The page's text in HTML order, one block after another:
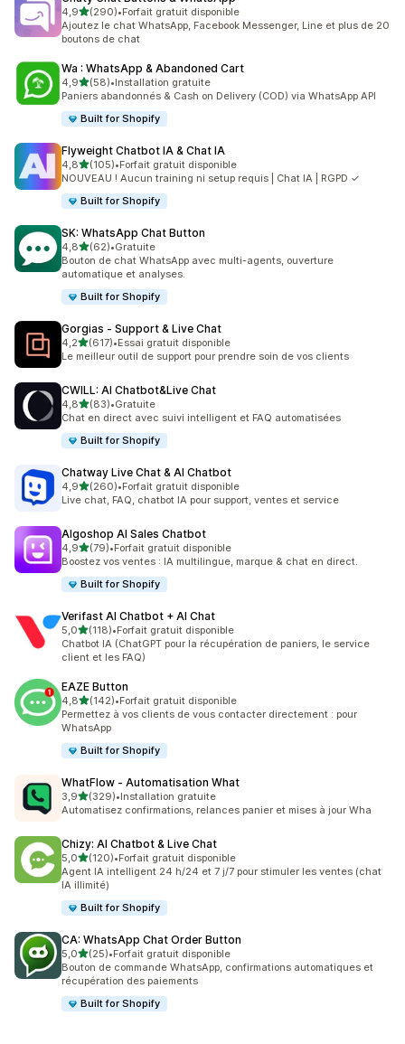
4,9étoile(s) sur 5
(290)
290 avis au total
•Forfait gratuit disponible
Ajoutez le chat WhatsApp, Facebook Messenger, Line et plus de 20
boutons de chat
Wa : WhatsApp & Abandoned Cart
4,9étoile(s) sur 5
(58)
58 avis au total
•Installation gratuite
Paniers abandonnés & Cash on Delivery (COD) via WhatsApp API
Built for Shopify
Flyweight Chatbot IA & Chat IA
4,8étoile(s) sur 5
(105)
105 avis au total
•Forfait gratuit disponible
NOUVEAU ! Aucun training ni setup requis | Chat IA | RGPD ✓
Built for Shopify
SK: WhatsApp Chat Button
4,8étoile(s) sur 5
(62)
62 avis au total
•Gratuite
Bouton de chat WhatsApp avec multi-agents, ouverture
automatique et analyses.
Built for Shopify
Gorgias ‑ Support & Live Chat
4,2étoile(s) sur 5
(617)
617 avis au total
•Essai gratuit disponible
Le meilleur outil de support pour prendre soin de vos clients
CWILL: AI Chatbot&Live Chat
4,8étoile(s) sur 5
(83)
83 avis au total
•Gratuite
Chat en direct avec suivi intelligent et FAQ automatisées
Built for Shopify
Chatway Live Chat & AI Chatbot
4,9étoile(s) sur 5
(260)
260 avis au total
•Forfait gratuit disponible
Live chat, FAQ, chatbot IA pour support, ventes et service
Algoshop AI Sales Chatbot
4,9étoile(s) sur 5
(79)
79 avis au total
•Forfait gratuit disponible
Boostez vos ventes : IA multilingue, marque & chat en direct.
Built for Shopify
Verifast AI Chatbot + AI Chat
5,0étoile(s) sur 5
(118)
118 avis au total
•Forfait gratuit disponible
Chatbot IA (ChatGPT pour la récupération de paniers, le service
client et les FAQ)
EAZE Button
4,8étoile(s) sur 5
(142)
142 avis au total
•Forfait gratuit disponible
Permettez à vos clients de vous contacter directement : pour
WhatsApp
Built for Shopify
WhatFlow ‑ Automatisation What
3,9étoile(s) sur 5
(329)
329 avis au total
•Installation gratuite
Automatisez confirmations, relances panier et mises à jour Wha
Chizy: AI Chatbot & Live Chat
5,0étoile(s) sur 5
(120)
120 avis au total
•Forfait gratuit disponible
Agent IA intelligent 24 h/24 et 7 j/7 pour stimuler les ventes (chat
IA illimité)
Built for Shopify
CA: WhatsApp Chat Order Button
5,0étoile(s) sur 5
(25)
25 avis au total
•Forfait gratuit disponible
Bouton de commande WhatsApp, confirmations automatiques et
récupération des paiements
Built for Shopify